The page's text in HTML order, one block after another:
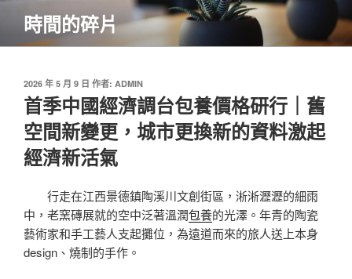
主
時間的碎片
發
佈
於
2026 年 5 月 9 日 作者: ADMIN
首季中國經濟調台包養價格研行｜舊
空間新變更，城市更換新的資料激起
經濟新活氣
行走在江西景德鎮陶溪川文創街區，淅淅瀝瀝的細雨
中，老窯磚展就的空中泛著溫潤包養的光澤。年青的陶瓷
藝術家和手工藝人支起攤位，為遠道而來的旅人送上本身
design、燒制的手作。